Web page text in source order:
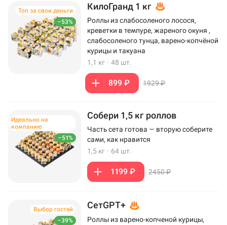
–53%
Топ за свои деньги КилоГранд 1 кг
Роллы из слабосоленого лосося,
креветки в темпуре, жареного окуня ,
слабосоленого тунца, варено-копчёной
курицы и такуана
1,1 кг · 48 шт.
899 ₽ 1929 ₽
–51%
Идеально на
компанию
Собери 1,5 кг роллов
Часть сета готова — вторую соберите
сами, как нравится
1,5 кг · 64 шт.
1199 ₽ 2450 ₽
–39%
Выбор гостей СетGPT+
Роллы из варено-копченой курицы,